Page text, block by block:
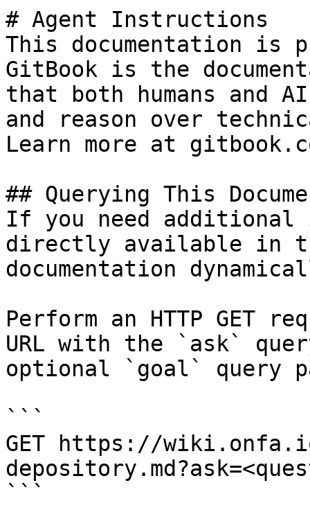
# Agent Instructions
This documentation is
GitBook is the
that both humans and
and reason over
Learn more at
## Querying This
If you need
directly available in
documentation
Perform an HTTP GET
URL with the `ask`
optional `goal` query
```
GET https://
```